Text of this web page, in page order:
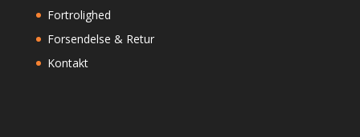
Fortrolighed
Forsendelse & Retur
Kontakt